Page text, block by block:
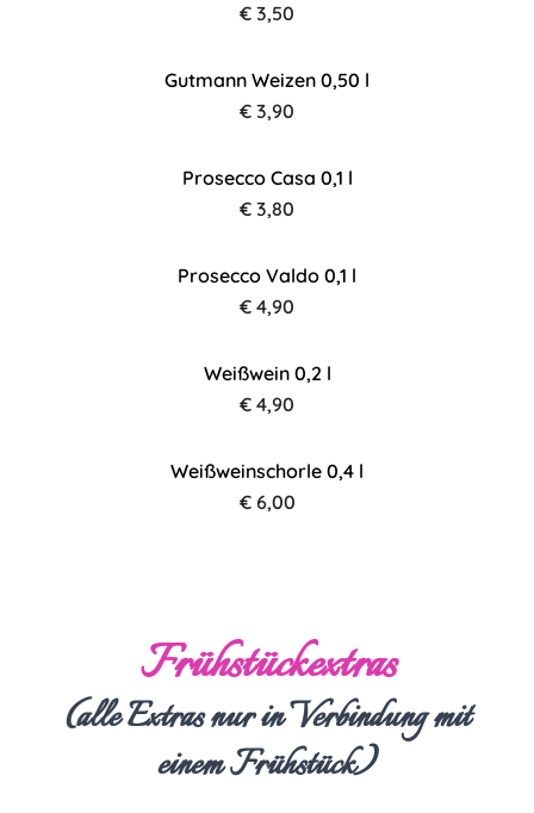
€ 3,50
Gutmann Weizen 0,50 l
€ 3,90
Prosecco Casa 0,1 l
€ 3,80
Prosecco Valdo 0,1 l
€ 4,90
Weißwein 0,2 l
€ 4,90
Weißweinschorle 0,4 l
€ 6,00
Frühstückextras
(alle Extras nur in Verbindung mit
einem Frühstück)